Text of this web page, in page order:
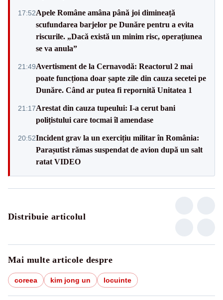
17:52Apele Române amâna până joi dimineață
scufundarea barjelor pe Dunăre pentru a evita
riscurile. „Dacă există un minim risc, operațiunea
se va anula”
21:49Avertisment de la Cernavodă: Reactorul 2 mai
poate funcționa doar șapte zile din cauza secetei pe
Dunăre. Când ar putea fi repornită Unitatea 1
21:17Arestat din cauza tupeului: I-a cerut bani
polițistului care tocmai îl amendase
20:52Incident grav la un exercițiu militar în România:
Parașutist rămas suspendat de avion după un salt
ratat VIDEO
Distribuie articolul
Mai multe articole despre
coreea kim jong un locuinte